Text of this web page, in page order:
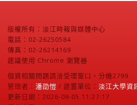
版權所有：淡江時報與媒體中心
電話：02-26250584
傳真：02-26214169
建議使用 Chrome 瀏覽器
個資相關問題請洽受理窗口，分機2799
管理者： 潘劭愷 / 建置單位： 淡江大學資
更新日期：2026-08-05 11:27:17